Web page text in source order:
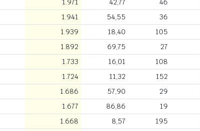
1.971 42,77 46
1.941 54,55 36
1.939 18,40 105
1.892 69,75 27
1.733 16,01 108
1.724 11,32 152
1.686 57,90 29
1.677 86,86 19
1.668 8,57 195